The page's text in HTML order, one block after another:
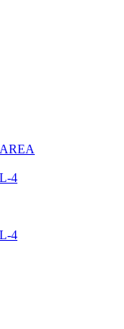
4
4